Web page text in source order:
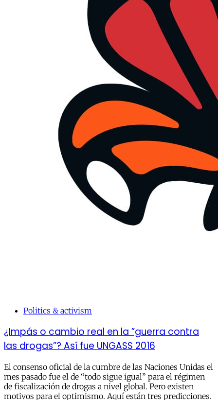
Politics & activism
¿Impás o cambio real en la ”guerra contra
las drogas”? Así fue UNGASS 2016
El consenso oficial de la cumbre de las Naciones Unidas el
mes pasado fue el de “todo sigue igual” para el régimen
de fiscalización de drogas a nivel global. Pero existen
motivos para el optimismo. Aquí están tres predicciones.